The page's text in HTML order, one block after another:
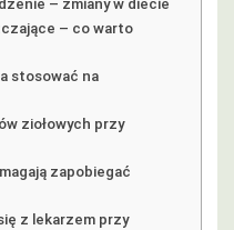
– co warto
stosować na
ziołowych przy
zapobiegać
z lekarzem przy